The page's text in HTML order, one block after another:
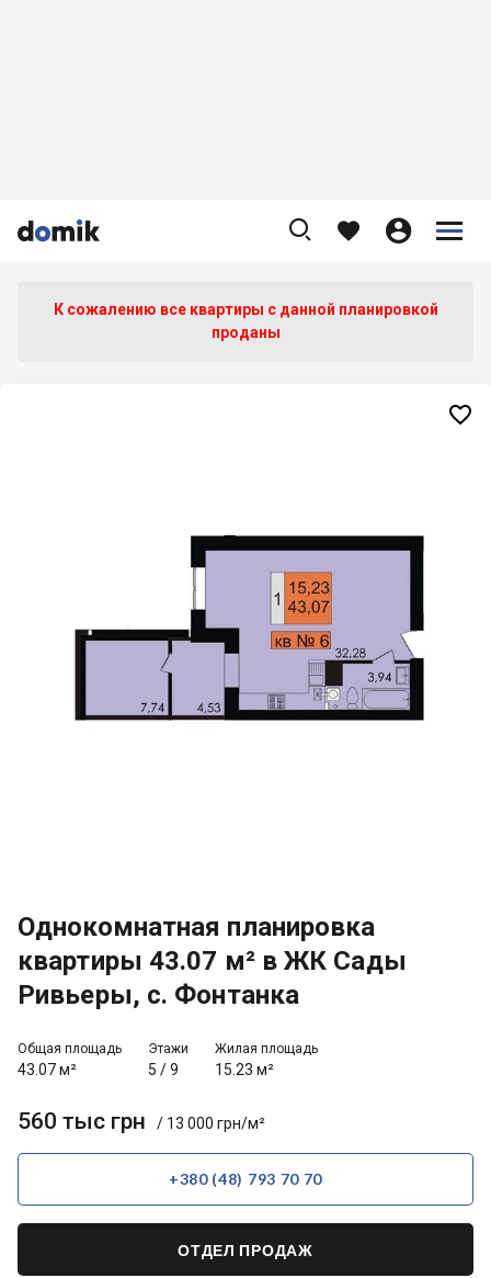


    


К сожалению все квартиры c данной планировкой
проданы
Однокомнатная планировка
квартиры 43.07 м² в ЖК Сады
Ривьеры, с. Фонтанка
Общая площадь
43.07 м²
Этажи
5 /9
Жилая площадь
15.23 м²
560 тыс грн / 13 000 грн/м²
+380 (48) 793 70 70
ОТДЕЛ ПРОДАЖ
